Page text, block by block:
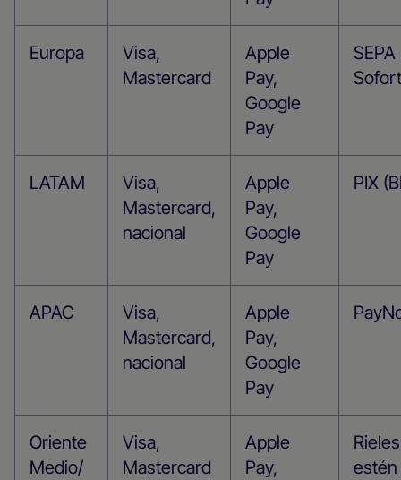
Europa
Visa,
Mastercard
Apple
Pay,
Google
Pay
Sofort
LATAM
Visa,
Mastercard,
nacional
Apple
Pay,
Google
Pay
PIX
APAC
Visa,
Mastercard,
nacional
Apple
Pay,
Google
Pay
Oriente
Medio/
Visa,
Mastercard
Apple
Pay,
estén